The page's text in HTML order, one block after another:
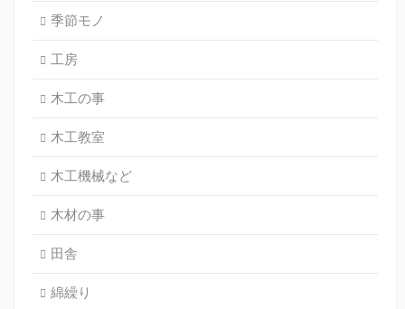
季節モノ
工房
木工の事
木工教室
木工機械など
木材の事
田舎
綿繰り